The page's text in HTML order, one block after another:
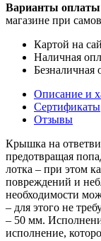
Варианты
магазине при
Картой на
Наличная
Безналичная
Описание и
Сертификаты
Отзывы
Крышка на
предотвращая
лотка – при этом
повреждений и
необходимости
– для этого не
– 50 мм.
исполнение,